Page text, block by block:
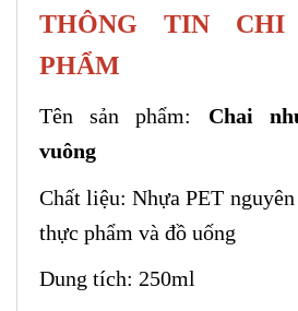
THÔNG TIN
PHẨM
Tên sản phẩm: Chai
vuông
Chất liệu: Nhựa PET
thực phẩm và đồ uống
Dung tích: 250ml